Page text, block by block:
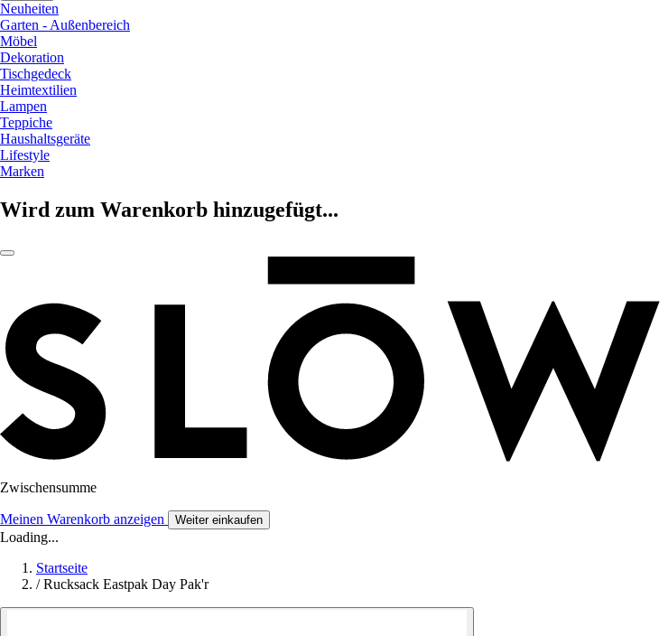
Neuheiten
Garten - Außenbereich
Möbel
Dekoration
Tischgedeck
Heimtextilien
Lampen
Teppiche
Haushaltsgeräte
Lifestyle
Marken
Wird zum Warenkorb hinzugefügt...
Zwischensumme
Meinen Warenkorb anzeigen Weiter einkaufen
Loading...
Startseite
/ Rucksack Eastpak Day Pak'r